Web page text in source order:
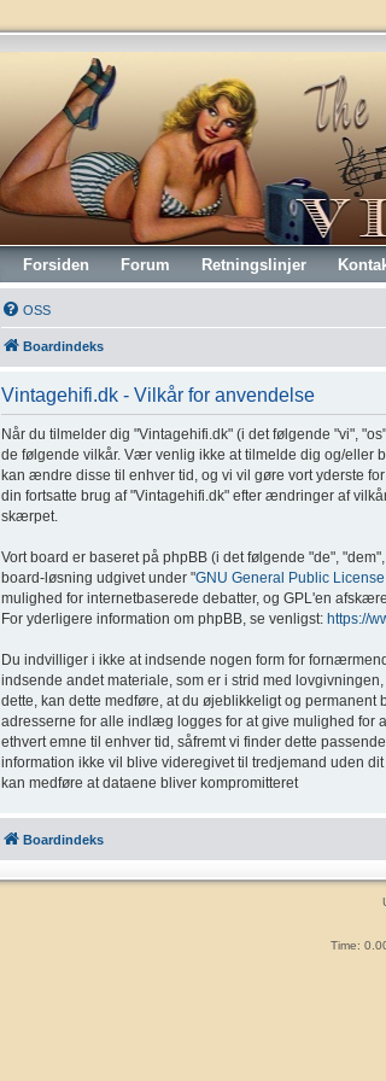
Vintagehifi.dk
Forsiden Forum Retningslinjer
OSS
Boardindeks
Vintagehifi.dk - Vilkår for anvendelse
Når du tilmelder dig "Vintagehifi.dk" (i det følgende "vi",
de følgende vilkår. Vær venlig ikke at tilmelde dig og/eller
kan ændre disse til enhver tid, og vi vil gøre vort yderste
din fortsatte brug af "Vintagehifi.dk" efter ændringer af
skærpet.
Vort board er baseret på phpBB (i det følgende "de",
board-løsning udgivet under "GNU General Public License
mulighed for internetbaserede debatter, og GPL'en
For yderligere information om phpBB, se venligst: https://
Du indvilliger i ikke at indsende nogen form for
indsende andet materiale, som er i strid med
dette, kan dette medføre, at du øjeblikkeligt og
adresserne for alle indlæg logges for at give mulighed for
ethvert emne til enhver tid, såfremt vi finder dette
information ikke vil blive videregivet til tredjemand uden
kan medføre at dataene bliver kompromitteret
Boardindeks
Time: